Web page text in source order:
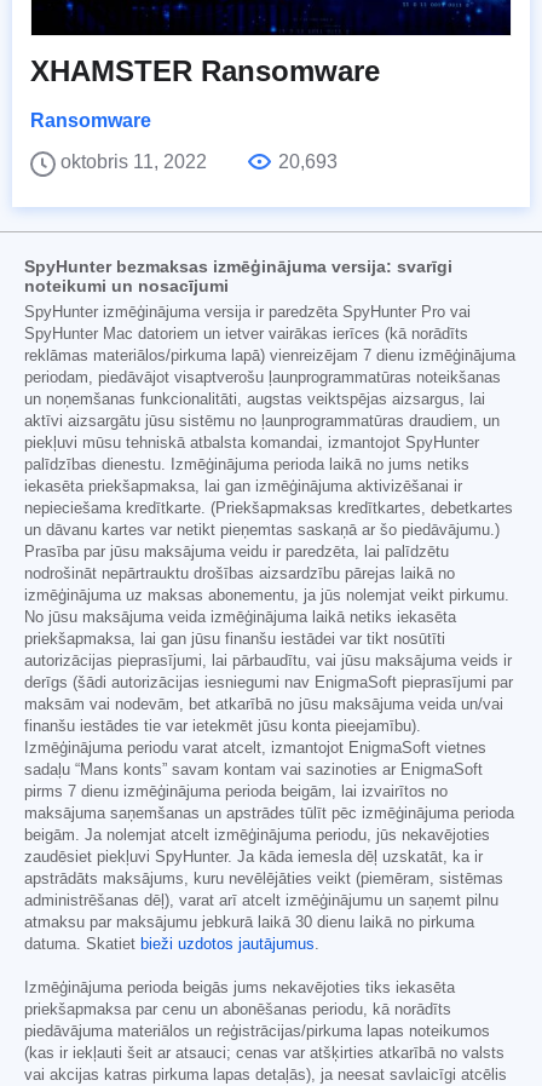
XHAMSTER Ransomware
Ransomware
oktobris 11, 2022
20,693
SpyHunter bezmaksas izmēģinājuma versija: svarīgi
noteikumi un nosacījumi
SpyHunter izmēģinājuma versija ir paredzēta SpyHunter Pro vai
SpyHunter Mac datoriem un ietver vairākas ierīces (kā norādīts
reklāmas materiālos/pirkuma lapā) vienreizējam 7 dienu izmēģinājuma
periodam, piedāvājot visaptverošu ļaunprogrammatūras noteikšanas
un noņemšanas funkcionalitāti, augstas veiktspējas aizsargus, lai
aktīvi aizsargātu jūsu sistēmu no ļaunprogrammatūras draudiem, un
piekļuvi mūsu tehniskā atbalsta komandai, izmantojot SpyHunter
palīdzības dienestu. Izmēģinājuma perioda laikā no jums netiks
iekasēta priekšapmaksa, lai gan izmēģinājuma aktivizēšanai ir
nepieciešama kredītkarte. (Priekšapmaksas kredītkartes, debetkartes
un dāvanu kartes var netikt pieņemtas saskaņā ar šo piedāvājumu.)
Prasība par jūsu maksājuma veidu ir paredzēta, lai palīdzētu
nodrošināt nepārtrauktu drošības aizsardzību pārejas laikā no
izmēģinājuma uz maksas abonementu, ja jūs nolemjat veikt pirkumu.
No jūsu maksājuma veida izmēģinājuma laikā netiks iekasēta
priekšapmaksa, lai gan jūsu finanšu iestādei var tikt nosūtīti
autorizācijas pieprasījumi, lai pārbaudītu, vai jūsu maksājuma veids ir
derīgs (šādi autorizācijas iesniegumi nav EnigmaSoft pieprasījumi par
maksām vai nodevām, bet atkarībā no jūsu maksājuma veida un/vai
finanšu iestādes tie var ietekmēt jūsu konta pieejamību).
Izmēģinājuma periodu varat atcelt, izmantojot EnigmaSoft vietnes
sadaļu “Mans konts” savam kontam vai sazinoties ar EnigmaSoft
pirms 7 dienu izmēģinājuma perioda beigām, lai izvairītos no
maksājuma saņemšanas un apstrādes tūlīt pēc izmēģinājuma perioda
beigām. Ja nolemjat atcelt izmēģinājuma periodu, jūs nekavējoties
zaudēsiet piekļuvi SpyHunter. Ja kāda iemesla dēļ uzskatāt, ka ir
apstrādāts maksājums, kuru nevēlējāties veikt (piemēram, sistēmas
administrēšanas dēļ), varat arī atcelt izmēģinājumu un saņemt pilnu
atmaksu par maksājumu jebkurā laikā 30 dienu laikā no pirkuma
datuma. Skatiet bieži uzdotos jautājumus.
Izmēģinājuma perioda beigās jums nekavējoties tiks iekasēta
priekšapmaksa par cenu un abonēšanas periodu, kā norādīts
piedāvājuma materiālos un reģistrācijas/pirkuma lapas noteikumos
(kas ir iekļauti šeit ar atsauci; cenas var atšķirties atkarībā no valsts
vai akcijas katras pirkuma lapas detaļās), ja neesat savlaicīgi atcēlis